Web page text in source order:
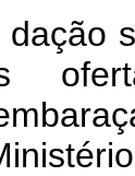
dação